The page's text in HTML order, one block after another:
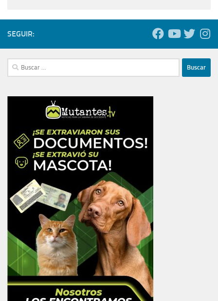
SEGUIR:
Buscar: